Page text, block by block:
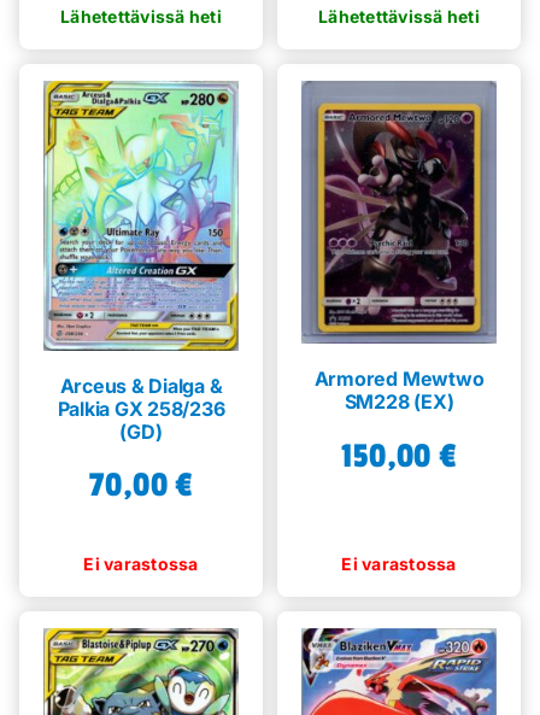
Arceus & Dialga &
Palkia GX 258/236
(GD)
70,00€
Armored Mewtwo
SM228 (EX)
150,00 €